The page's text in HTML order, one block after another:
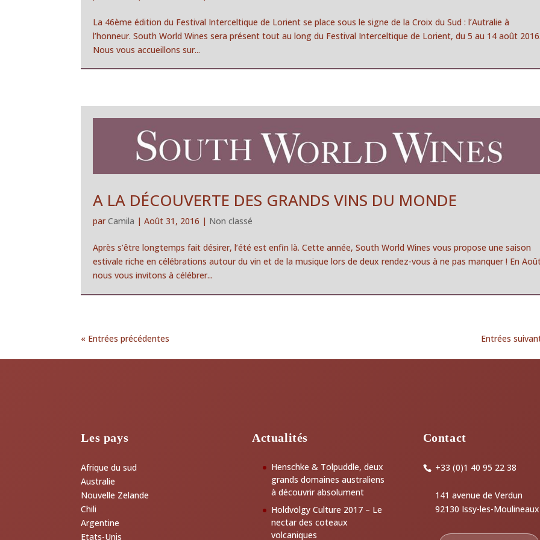
La 46ème édition du Festival Interceltique de Lorient se place sous le signe de la Croix du Sud : l’Autralie à
l’honneur. South World Wines sera présent tout au long du Festival Interceltique de Lorient, du 5 au 14 août
Nous vous accueillons sur...
A LA DÉCOUVERTE DES GRANDS VINS DU MONDE
parCamila |Août 31, 2016 | Non classé
Après s’être longtemps fait désirer, l’été est enfin là. Cette année, South World Wines vous propose une saison
estivale riche en célébrations autour du vin et de la musique lors de deux rendez-vous à ne pas manquer ! En
nous vous invitons à célébrer...
« Entrées précédentes Entrées
Les pays
Afrique du sud
Australie
Nouvelle Zelande
Chili
Argentine
Etats-Unis
Actualités
Henschke & Tolpuddle, deux
grands domaines australiens
à découvrir absolument
Holdvölgy Culture 2017 – Le
nectar des coteaux
volcaniques
Contact
+33 (0)1 40 95 22 38
141 avenue de Verdun
92130 Issy-les-Moulineaux